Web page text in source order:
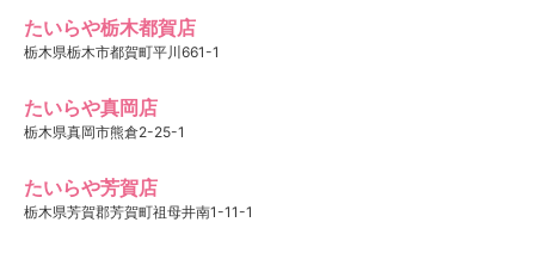
たいらや栃木都賀店
栃木県栃木市都賀町平川661-1
たいらや真岡店
栃木県真岡市熊倉2-25-1
たいらや芳賀店
栃木県芳賀郡芳賀町祖母井南1-11-1